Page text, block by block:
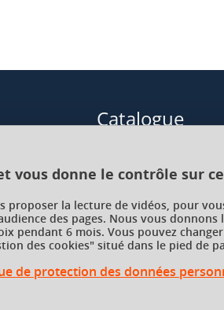
vous donne le contrôle sur
proposer la lecture de vidéos, pour
des pages. Nous vous
pendant 6 mois. Vous pouvez
des cookies" situé dans le pied de
de protection des données
Catalogue
Formations courtes
Recherche par facultés,
instituts